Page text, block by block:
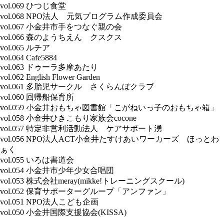
vol.069 ひつじ食堂
vol.068 NPO法人 元気プログラム作成委員会
vol.067 小金井市手をつなぐ親の会
vol.066 森のようちえん クスクス
vol.065 ルチア
vol.064 Cafe5884
vol.063 ドゥーラ多摩あたり
vol.062 English Flower Garden
vol.061 多胎児サークル さくらんぼクラブ
vol.060 回帰船保育所
vol.059 小金井おもちゃ図書館「こがねいっ子のおもちゃ箱」
vol.058 小金井ひきこもり家族会cocone
vol.057 特定非営利活動法人 ケアサポート湧
vol.056 NPO法人ACT小金井たすけあいワーカーズ ほっとわ
ぁく
vol.055 いろは書道会
vol.054 小金井市少年少女合唱団
vol.053 株式会社meray(mikke!トレーニングスクール)
vol.052 保育サポーターグループ「アンファン」
vol.051 NPO法人こども企画
vol.050 小金井国際支援協会(KISSA)